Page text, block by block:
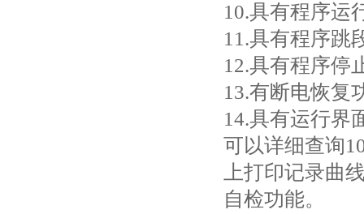
10.具有程序运
11.具有程序跳
12.具有程序停
13.有断电恢复
14.具有运行界
可以详细查询
上打印记录曲
自检功能。